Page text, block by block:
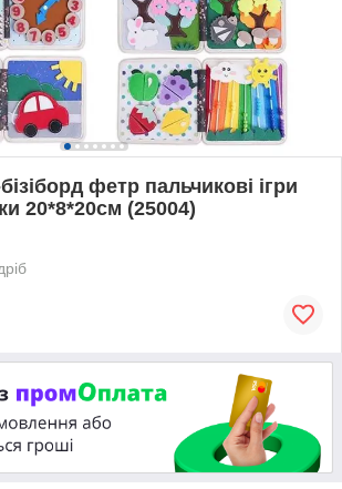
фетр пальчикові ігри
20*8*20см (25004)